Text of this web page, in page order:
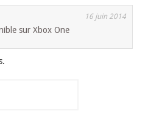
16 juin 2014
sur Xbox One